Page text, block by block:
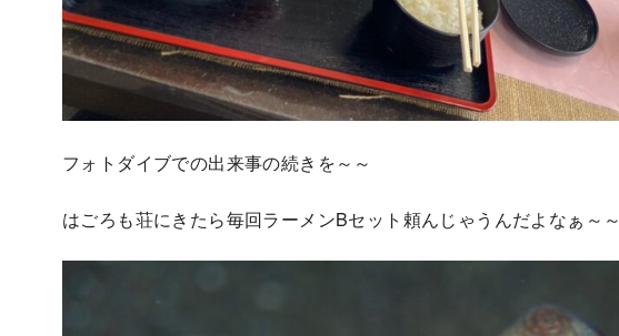
フォトダイブでの出来事の続きを～～
はごろも荘にきたら毎回ラーメンBセット頼んじゃうんだよなぁ～～